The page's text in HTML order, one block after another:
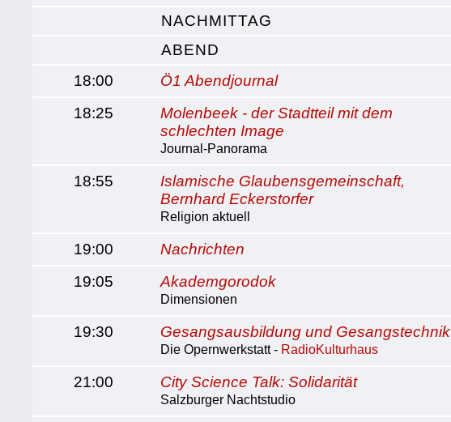
NACHMITTAG
ABEND
18:00
Ö1 Abendjournal
18:25
Molenbeek - der Stadtteil mit dem
schlechten Image
Journal-Panorama
18:55
Islamische Glaubensgemeinschaft,
Bernhard Eckerstorfer
Religion aktuell
19:00
Nachrichten
19:05
Akademgorodok
Dimensionen
19:30 Gesangsausbildung und Gesangstechnik
Die Opernwerkstatt - RadioKulturhaus
21:00 City Science Talk: Solidarität
Salzburger Nachtstudio